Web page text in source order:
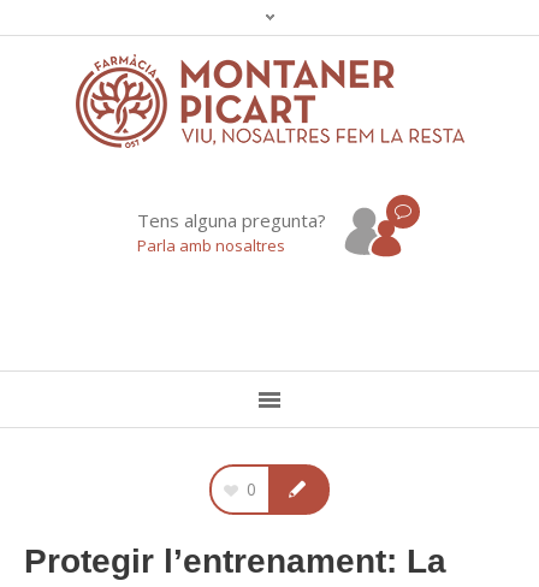
Tens alguna pregunta?
Parla amb nosaltres
0
Protegir l’entrenament: La